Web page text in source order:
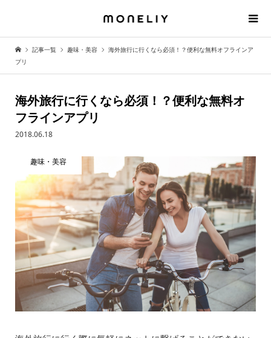
記事一覧 趣味・美容
海外旅行に行くなら必須！？便利な無料オフラインア
プリ
海外旅行に行くなら必須！？便利な無料オ
フラインアプリ
2018.06.18
趣味・美容